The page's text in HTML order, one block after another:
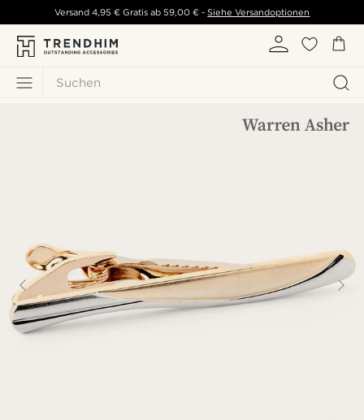
Suchen
Versand 4,95 € Gratis ab59,00 € - Siehe Versandoptionen